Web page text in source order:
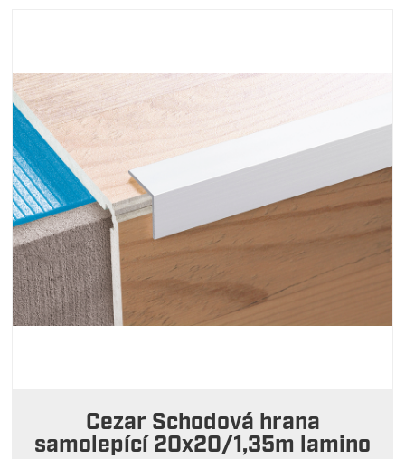
Cezar Schodová hrana
samolepící 20x20/1,35m lamino